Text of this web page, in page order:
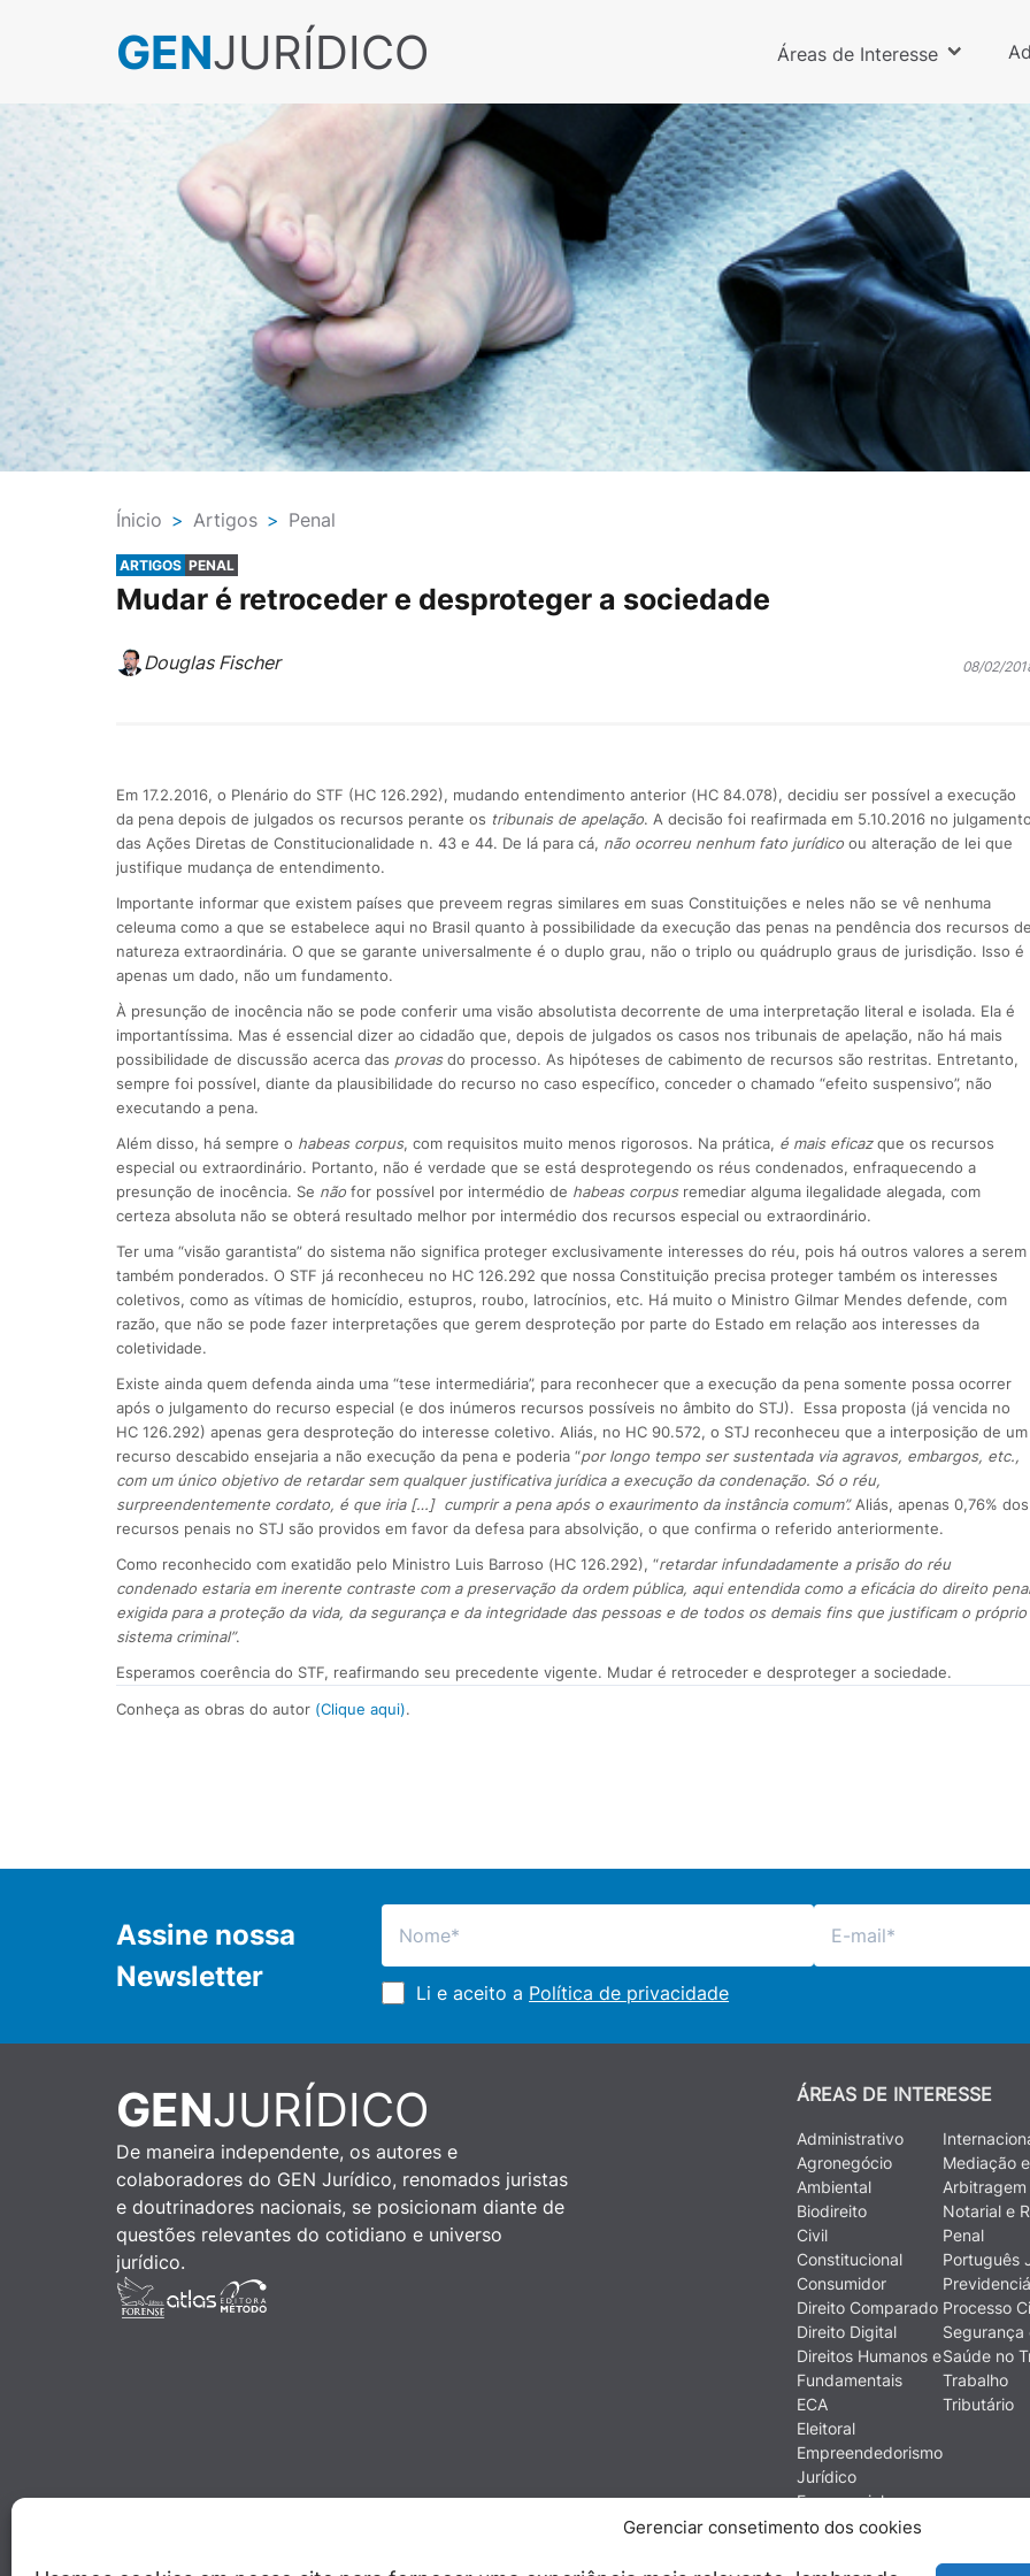
Gerenciar consetimento dos cookies
GENJURÍDICO Áreas de Interesse
Ínicio > Artigos > Penal
ARTIGOS PENAL
Mudar é retroceder e desproteger a sociedade
Douglas Fischer 08/02/
Em 17.2.2016, o Plenário do STF (HC 126.292), mudando entendimento anterior (HC 84.078), decidiu ser possível a execução
da pena depois de julgados os recursos perante os tribunais de apelação. A decisão foi reafirmada em 5.10.2016 no
das Ações Diretas de Constitucionalidade n. 43 e 44. De lá para cá, não ocorreu nenhum fato jurídico ou alteração de lei que
justifique mudança de entendimento.
Importante informar que existem países que preveem regras similares em suas Constituições e neles não se vê nenhuma
celeuma como a que se estabelece aqui no Brasil quanto à possibilidade da execução das penas na pendência dos recursos
natureza extraordinária. O que se garante universalmente é o duplo grau, não o triplo ou quádruplo graus de jurisdição. Isso é
apenas um dado, não um fundamento.
À presunção de inocência não se pode conferir uma visão absolutista decorrente de uma interpretação literal e isolada. Ela é
importantíssima. Mas é essencial dizer ao cidadão que, depois de julgados os casos nos tribunais de apelação, não há mais
possibilidade de discussão acerca das provasdo processo. As hipóteses de cabimento de recursos são restritas. Entretanto,
sempre foi possível, diante da plausibilidade do recurso no caso específico, conceder o chamado “efeito suspensivo”, não
executando a pena.
Além disso, há sempre o habeas corpus, com requisitos muito menos rigorosos. Na prática, é mais eficazque os recursos
especial ou extraordinário. Portanto, não é verdade que se está desprotegendo os réus condenados, enfraquecendo a
presunção de inocência. Se não for possível por intermédio de habeas corpus remediar alguma ilegalidade alegada, com
certeza absoluta não se obterá resultado melhor por intermédio dos recursos especial ou extraordinário.
Ter uma “visão garantista” do sistema não significa proteger exclusivamente interesses do réu, pois há outros valores a serem
também ponderados. O STF já reconheceu no HC 126.292 que nossa Constituição precisa proteger também os interesses
coletivos, como as vítimas de homicídio, estupros, roubo, latrocínios, etc. Há muito o Ministro Gilmar Mendes defende, com
razão, que não se pode fazer interpretações que gerem desproteção por parte do Estado em relação aos interesses da
coletividade.
Existe ainda quem defenda ainda uma “tese intermediária”, para reconhecer que a execução da pena somente possa ocorrer
após o julgamento do recurso especial (e dos inúmeros recursos possíveis no âmbito do STJ). Essa proposta (já vencida no
HC 126.292) apenas gera desproteção do interesse coletivo. Aliás, no HC 90.572, o STJ reconheceu que a interposição de um
recurso descabido ensejaria a não execução da pena e poderia “por longo tempo ser sustentada via agravos, embargos, etc.,
com um único objetivo de retardar sem qualquer justificativa jurídica a execução da condenação. Só o réu,
surpreendentemente cordato, é que iria […] cumprir a pena após o exaurimento da instância comum”. Aliás, apenas 0,76% dos
recursos penais no STJ são providos em favor da defesa para absolvição, o que confirma o referido anteriormente.
Como reconhecido com exatidão pelo Ministro Luis Barroso (HC 126.292), “retardar infundadamente a prisão do réu
condenado estaria em inerente contraste com a preservação da ordem pública, aqui entendida como a eficácia do direito penal
exigida para a proteção da vida, da segurança e da integridade das pessoas e de todos os demais fins que justificam o próprio
sistema criminal”.
Esperamos coerência do STF, reafirmando seu precedente vigente. Mudar é retroceder e desproteger a sociedade.
Conheça as obras do autor (Clique aqui).
Assine nossa
Newsletter
Li e aceito a Política de privacidade
GENJURÍDICO
De maneira independente, os autores e
colaboradores do GEN Jurídico, renomados juristas
e doutrinadores nacionais, se posicionam diante de
questões relevantes do cotidiano e universo
jurídico.
ÁREAS DE INTERESSE
Administrativo
Agronegócio
Ambiental
Biodireito
Civil
Constitucional
Consumidor
Direito Comparado
Direito Digital
Direitos Humanos e
Fundamentais
ECA
Eleitoral
Empreendedorismo
Jurídico
Empresarial
Ética
Mediação e
Arbitragem
Notarial e
Penal
Português
Processo
Segurança
Saúde no
Trabalho
Tributário